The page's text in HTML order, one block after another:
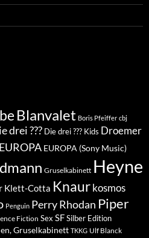
Blanvalet Boris Pfeiffer cbj
drei ??? Die drei ??? Kids Droemer
EUROPA EUROPA (Sony Music)
Gruselkabinett Heyne
Klett-Cotta Knaur kosmos
Penguin Perry Rhodan Piper
Fiction Sex SFSilber Edition
Gruselkabinett TKKG Ulf Blanck